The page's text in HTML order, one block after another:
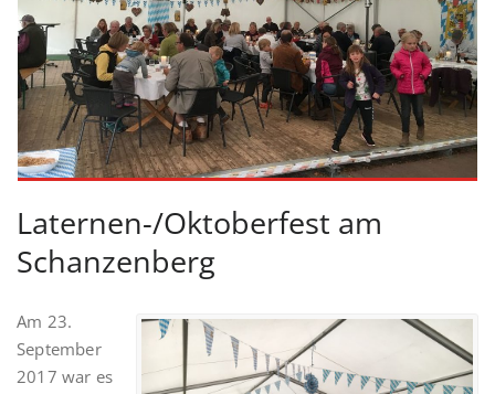
Laternen-/Oktoberfest am
Schanzenberg
Am 23.
September
2017 war es